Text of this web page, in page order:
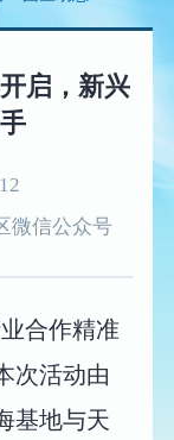
启，新兴
微信公众号
合作精准
次活动由
基地与天